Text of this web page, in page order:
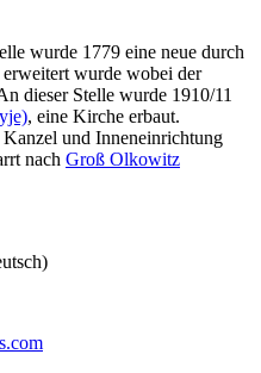
wurde 1779 eine neue durch
wurde wobei der
dieser Stelle wurde 1910/11
, eine Kirche erbaut.
und Inneneinrichtung
nach Groß Olkowitz